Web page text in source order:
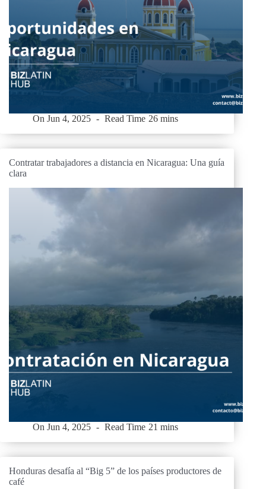
On Jun 4, 2025 Read Time 26 mins
Contratar trabajadores a distancia en Nicaragua: Una guía
clara
On Jun 4, 2025 Read Time 21 mins
Honduras desafía al “Big 5” de los países productores de
café